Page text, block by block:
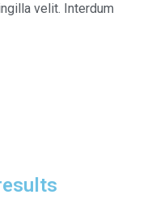
velit. Interdum